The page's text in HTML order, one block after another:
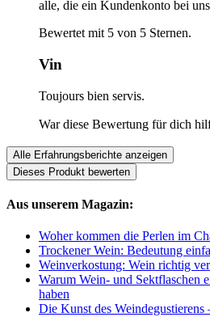
alle, die ein Kundenkonto bei
Bewertet mit 5 von 5 Sternen.
Vin
Toujours bien servis.
War diese Bewertung für dich
Alle Erfahrungsberichte anzeigen
Dieses Produkt bewerten
Aus unserem Magazin:
Woher kommen die Perlen im
Trockener Wein: Bedeutung
Weinverkostung: Wein richtig
Warum Wein- und Sektflaschen
haben
Die Kunst des Weindegustierens